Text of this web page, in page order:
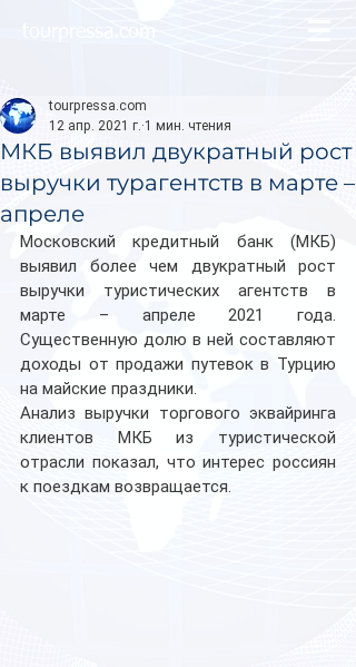
МКБ выявил двукратный рост
выручки турагентств в марте –
апреле
tourpressa.com
12 апр. 2021 г. 1 мин. чтения
Московский кредитный банк (МКБ)
выявил более чем двукратный рост
выручки туристических агентств в
марте – апреле 2021 года.
Существенную долю в ней составляют
доходы от продажи путевок в Турцию
на майские праздники.
Анализ выручки торгового эквайринга
клиентов МКБ из туристической
отрасли показал, что интерес россиян
к поездкам возвращается.